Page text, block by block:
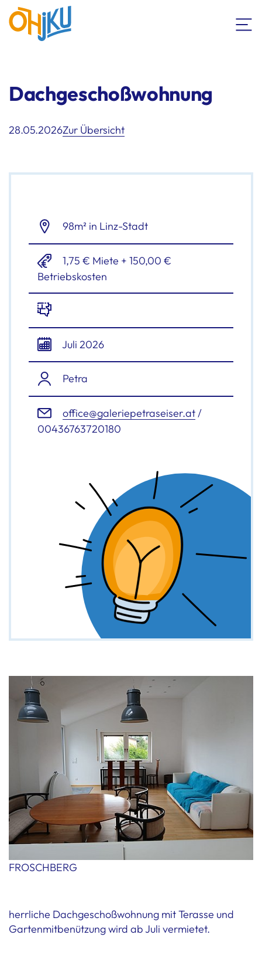
Dachgeschoßwohnung
28.05.2026Zur Übersicht
98m² in Linz-Stadt
1,75 € Miete + 150,00 €
Betriebskosten
Juli 2026
Petra
office@galeriepetraseiser.at/
00436763720180
FROSCHBERG
herrliche Dachgeschoßwohnung mit Terasse und
Gartenmitbenützung wird ab Juli vermietet.